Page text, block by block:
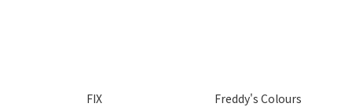
FIX Freddy's Colours